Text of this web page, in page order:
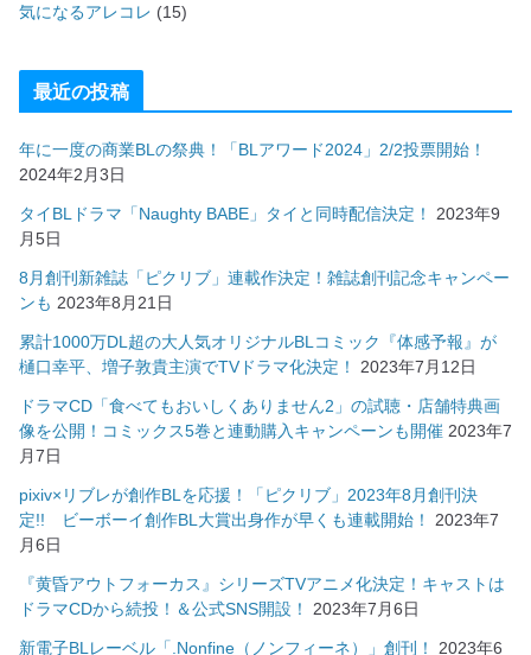
気になるアレコレ (15)
最近の投稿
年に一度の商業BLの祭典！「BLアワード2024」2/2投票開始！
2024年2月3日
タイBLドラマ「Naughty BABE」タイと同時配信決定！
2023年9
月5日
8月創刊新雑誌「ピクリブ」連載作決定！雑誌創刊記念キャンペー
ンも 2023年8月21日
累計1000万DL超の大人気オリジナルBLコミック『体感予報』が
樋口幸平、増子敦貴主演でTVドラマ化決定！
2023年7月12日
ドラマCD「食べてもおいしくありません2」の試聴・店舗特典画
像を公開！コミックス5巻と連動購入キャンペーンも開催 2023年7
月7日
pixiv×リブレが創作BLを応援！「ピクリブ」2023年8月創刊決
定!! ビーボーイ創作BL大賞出身作が早くも連載開始！
2023年7
月6日
『黄昏アウトフォーカス』シリーズTVアニメ化決定！キャストは
ドラマCDから続投！＆公式SNS開設！
2023年7月6日
新電子BLレーベル「.Nonfine（ノンフィーネ）」創刊！ 2023年6